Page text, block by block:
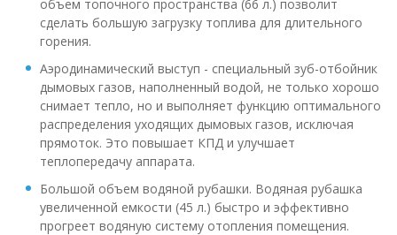
объем топочного пространства (66 л.) позволит
сделать большую загрузку топлива для длительного
горения.
Аэродинамический выступ - специальный зуб-отбойник
дымовых газов, наполненный водой, не только хорошо
снимает тепло, но и выполняет функцию оптимального
распределения уходящих дымовых газов, исключая
прямоток. Это повышает КПД и улучшает
теплопередачу аппарата.
Большой объем водяной рубашки. Водяная рубашка
увеличенной емкости (45 л.) быстро и эффективно
прогреет водяную систему отопления помещения.